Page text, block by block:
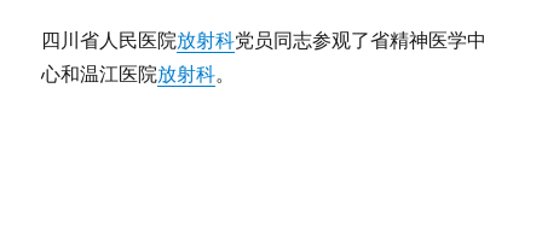
四川省人民医院放射科党员同志参观了省精神医学中
心和温江医院放射科。